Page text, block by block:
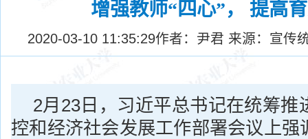
增强教师“四心”， 提高
2020-03-10 11:35:29作者：尹君 来源：宣传
2月23日，习近平总书记在统筹推
控和经济社会发展工作部署会议上强